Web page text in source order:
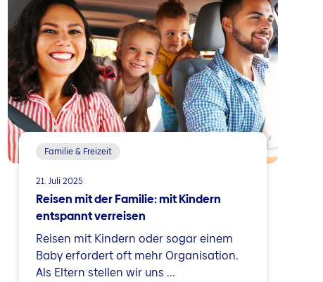
Familie & Freizeit
21. Juli 2025
Reisen mit der Familie: mit Kindern
entspannt verreisen
Reisen mit Kindern oder sogar einem
Baby erfordert oft mehr Organisation.
Als Eltern stellen wir uns ...